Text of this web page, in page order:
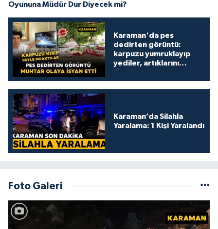
Oyununa Müdür Dur Diyecek mi?
Karaman'da pes
dedirten görüntü:
karpuzu yumruklayıp
yediler, artıklarını
Karaman’da Silahla
Yaralama: 1 Kişi Yaralandı
Foto Galeri